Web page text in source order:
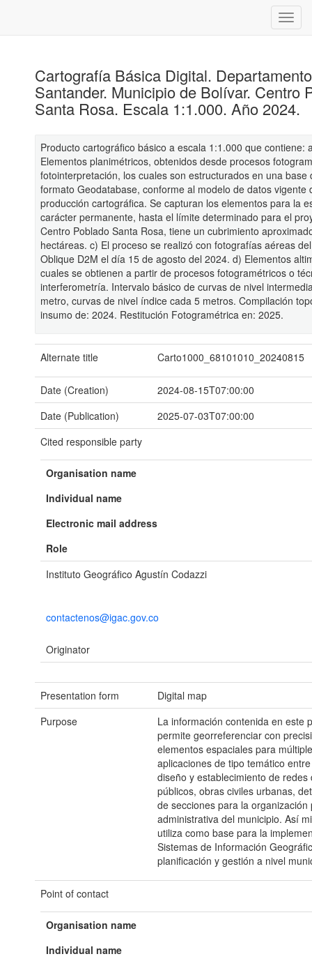
Cartografía Básica Digital.
Santander. Municipio de Bolívar. Centro
Santa Rosa. Escala 1:1.000. Año 2024.
Producto cartográfico básico a escala 1:1.000 que contiene:
Elementos planimétricos, obtenidos desde procesos
fotointerpretación, los cuales son estructurados en una base
formato Geodatabase, conforme al modelo de datos vigente
producción cartográfica. Se capturan los elementos para la
carácter permanente, hasta el límite determinado para el
Centro Poblado Santa Rosa, tiene un cubrimiento
hectáreas. c) El proceso se realizó con fotografías aéreas
Oblique D2M el día 15 de agosto del 2024. d) Elementos
cuales se obtienen a partir de procesos fotogramétricos o
interferometría. Intervalo básico de curvas de nivel
metro, curvas de nivel índice cada 5 metros. Compilación
insumo de: 2024. Restitución Fotogramétrica en: 2025.
Alternate title Carto1000_68101010_20240815
Date (Creation)
2024-08-15T07:00:00
Date (Publication)
2025-07-03T07:00:00
Cited responsible party
Organisation name
Individual name
Electronic mail address
Role
Instituto Geográfico Agustín Codazzi
contactenos@igac.gov.co
Originator
Presentation form
Digital map
Purpose
La información contenida en este
permite georreferenciar con
elementos espaciales para
aplicaciones de tipo temático
diseño y establecimiento de redes
públicos, obras civiles urbanas,
de secciones para la organización
administrativa del municipio. Así
utiliza como base para la
Sistemas de Información
planificación y gestión a nivel
Point of contact
Organisation name
Individual name